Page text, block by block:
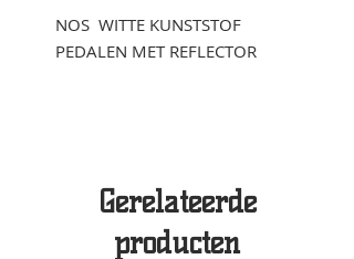
NOS WITTE KUNSTSTOF
PEDALEN MET REFLECTOR
Gerelateerde
producten